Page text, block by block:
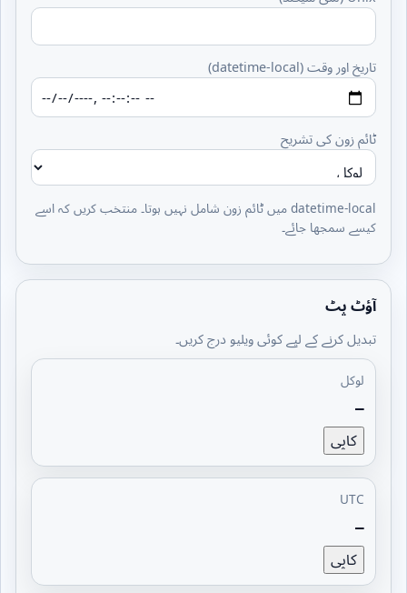
تاریخ اور وقت (datetime-local)
ٹائم زون کی تشریح
datetime-local میں ٹائم زون شامل نہیں ہوتا۔ منتخب کریں کہ اسے
کیسے سمجھا جائے۔
آؤٹ پٹ
تبدیل کرنے کے لیے کوئی ویلیو درج کریں۔
لوکل
—
کاپی
UTC
—
کاپی